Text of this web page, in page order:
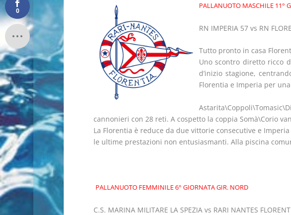
PALLANUOTO MASCHILE 11°
RN IMPERIA 57 vs RN
Tutto pronto in casa
Uno scontro diretto ricco
d’inizio stagione,
Florentia e Imperia per
cannonieri con 28 reti. A cospetto la coppia Somà\Corio
La Florentia è reduce da due vittorie consecutive e
le ultime prestazioni non entusiasmanti. Alla piscina
PALLANUOTO FEMMINILE 6° GIORNATA GIR. NORD
C.S. MARINA MILITARE LA SPEZIA vs RARI NANTES
0